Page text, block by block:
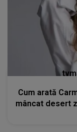
Cum arată
mâncat desert